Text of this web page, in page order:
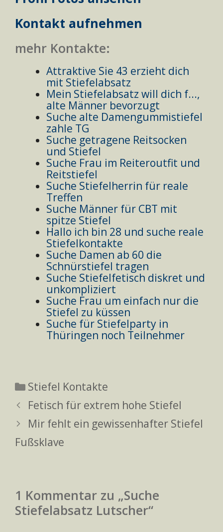
Kontakt aufnehmen
mehr Kontakte:
Attraktive Sie 43 erzieht dich
mit Stiefelabsatz
Mein Stiefelabsatz will dich f...,
alte Männer bevorzugt
Suche alte Damengummistiefel
zahle TG
Suche getragene Reitsocken
und Stiefel
Suche Frau im Reiteroutfit und
Reitstiefel
Suche Stiefelherrin für reale
Treffen
Suche Männer für CBT mit
spitze Stiefel
Hallo ich bin 28 und suche reale
Stiefelkontakte
Suche Damen ab 60 die
Schnürstiefel tragen
Suche Stiefelfetisch diskret und
unkompliziert
Suche Frau um einfach nur die
Stiefel zu küssen
Suche für Stiefelparty in
Thüringen noch Teilnehmer
Kategorien
Stiefel Kontakte
Fetisch für extrem hohe Stiefel
Mir fehlt ein gewissenhafter Stiefel
Fußsklave
1 Kommentar zu „Suche
Stiefelabsatz Lutscher“